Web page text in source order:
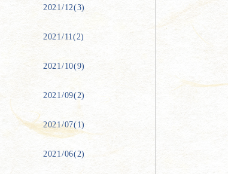
2021/12(3)
2021/11(2)
2021/10(9)
2021/09(2)
2021/07(1)
2021/06(2)